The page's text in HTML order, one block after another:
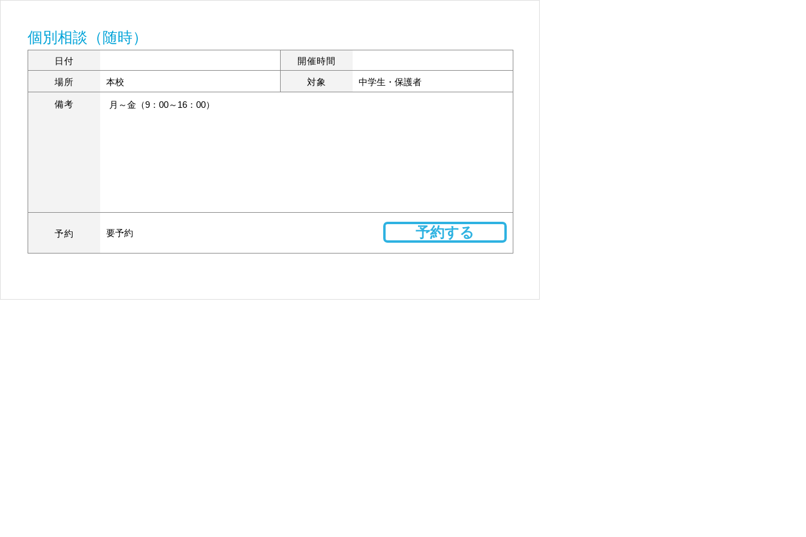
個別相談（随時）
日付 開催時間
場所 本校 対象 中学生・保護者
備考 月～金（9：00～16：00）
予約 要予約 予約する